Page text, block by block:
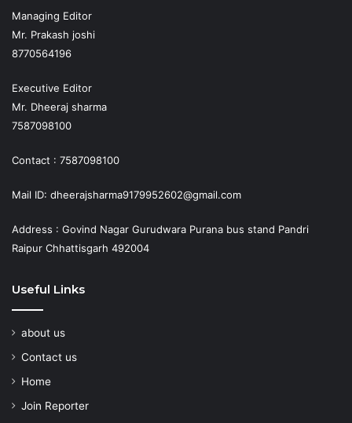
Managing Editor
Mr. Prakash joshi
8770564196
Executive Editor
Mr. Dheeraj sharma
7587098100
Contact : 7587098100
Mail ID: dheerajsharma9179952602@gmail.com
Address : Govind Nagar Gurudwara Purana bus stand Pandri
Raipur Chhattisgarh 492004
Useful Links
about us
Contact us
Home
Join Reporter